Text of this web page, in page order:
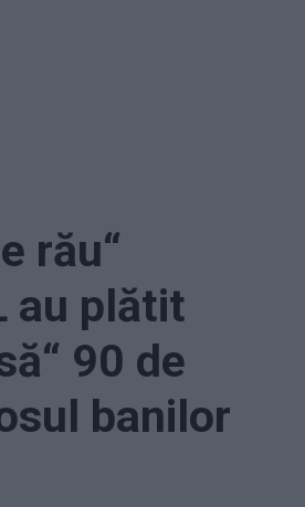
rău“
au plătit
90 de
banilor